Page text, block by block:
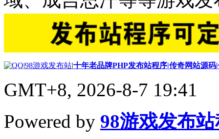
|98游戏发布站|十年老品牌PHP发布站程序|传奇网站源
GMT+8, 2026-8-7 19:41
Powered by 98游戏发布